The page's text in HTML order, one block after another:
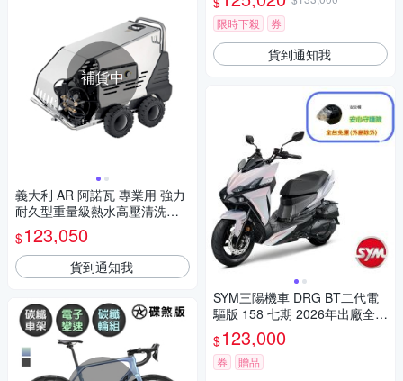
補貨中
義大利 AR 阿諾瓦 專業用 強力
耐久型重量級熱水高壓清洗機 /
台 1380
$123,050
貨到通知我
踏板/Ulterga電變/跑車/環島
限時下殺
券
貨到通知我
SYM三陽機車 DRG BT二代電
驅版 158 七期 2026年出廠全新
機車
$123,000
券 贈品